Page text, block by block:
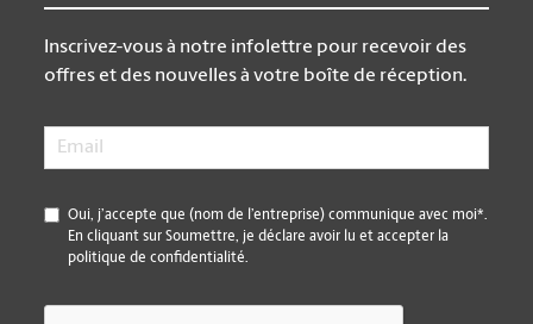
Inscrivez-vous à notre infolettre pour recevoir des
offres et des nouvelles à votre boîte de réception.
Email
*
Oui, j’accepte que (nom de l’entreprise) communique avec moi*.
En cliquant sur Soumettre, je déclare avoir lu et accepter la
politique de confidentialité.